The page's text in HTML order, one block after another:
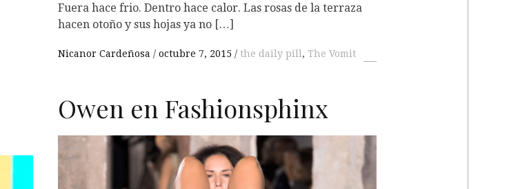
Fuera hace frio. Dentro hace calor. Las rosas de la terraza
hacen otoño y sus hojas ya no […]
Nicanor Cardeñosa octubre 7, 2015 the daily pill, The Vomit
Owen en Fashionsphinx